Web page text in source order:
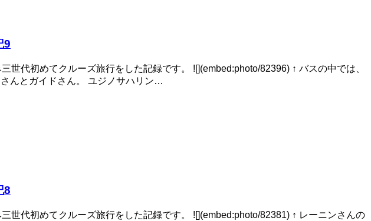
9
代初めてクルーズ旅行をした記録です。 ![](embed:photo/82396) ↑ バスの中では、
んとガイドさん。 ユジノサハリン…
8
世代初めてクルーズ旅行をした記録です。 ![](embed:photo/82381) ↑ レーニンさんの